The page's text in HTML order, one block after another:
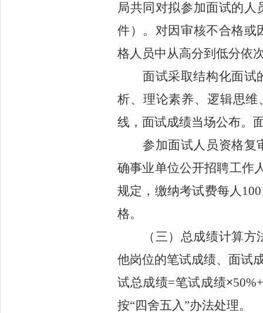
局共同对拟参加面试的人
件）。 对因审核不合格或
格人员中从高分到低分依
面试采取结构化面试
析、理论素养、逻辑思
线，面试成绩当场公布。
参加面试人员资格复
确事业单位公开招聘工作
规定，缴纳考试费每人 100
格。
（三）总成绩计算方
他岗位的笔试成绩、面试
试总成绩=笔试成绩×
按“四舍五入”办法处理。